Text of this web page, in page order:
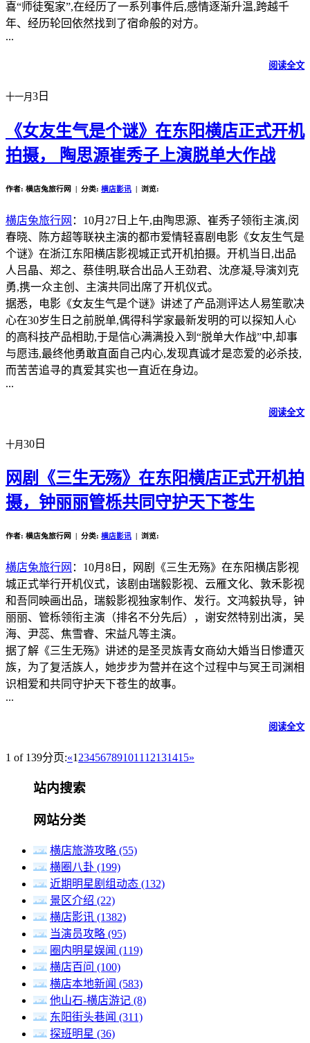
喜“师徒冤家”,在经历了一系列事件后,感情逐渐升温,跨越千
年、经历轮回依然找到了宿命般的对方。
...
阅读全文
十一月 3日
《女友生气是个谜》在东阳横店正式开机
拍摄， 陶思源崔秀子上演脱单大作战
作者: 横店兔旅行网 | 分类: 横店影讯 | 浏览:
横店兔旅行网 ：10月27日上午,由陶思源、崔秀子领衔主演,闵
春晓、陈方超等联袂主演的都市爱情轻喜剧电影《女友生气是
个谜》在浙江东阳横店影视城正式开机拍摄。开机当日,出品
人吕晶、郑之、蔡佳明,联合出品人王劲君、沈彦凝,导演刘克
勇,携一众主创、主演共同出席了开机仪式。
据悉，电影《女友生气是个谜》讲述了产品测评达人易笙歌决
心在30岁生日之前脱单,偶得科学家最新发明的可以探知人心
的高科技产品相助,于是信心满满投入到“脱单大作战”中,却事
与愿违,最终他勇敢直面自己内心,发现真诚才是恋爱的必杀技,
而苦苦追寻的真爱其实也一直近在身边。
...
阅读全文
十月 30日
网剧《三生无殇》在东阳横店正式开机拍
摄，钟丽丽管栎共同守护天下苍生
作者: 横店兔旅行网 | 分类: 横店影讯 | 浏览:
横店兔旅行网 ：10月8日，网剧《三生无殇》在东阳横店影视
城正式举行开机仪式，该剧由瑞毅影视、云雁文化、敦禾影视
和吾同映画出品，瑞毅影视独家制作、发行。文鸿毅执导，钟
丽丽、管栎领衔主演（排名不分先后），谢安然特别出演，吴
海、尹蕊、焦雪睿、宋益凡等主演。
据了解《三生无殇》讲述的是圣灵族青女商幼大婚当日惨遭灭
族，为了复活族人，她步步为营并在这个过程中与冥王司渊相
识相爱和共同守护天下苍生的故事。
...
阅读全文
1 of 139分页:«1 234567891011 12131415»
站内搜索
网站分类
横店旅游攻略 (55)
横圈八卦 (199)
近期明星剧组动态 (132)
景区介绍 (22)
横店影讯 (1382)
当演员攻略 (95)
圈内明星娱闻 (119)
横店百问 (100)
横店本地新闻 (583)
他山石-横店游记 (8)
东阳街头巷闻 (311)
探班明星 (36)